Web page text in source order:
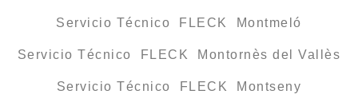
Servicio Técnico FLECK Montmeló
Servicio Técnico FLECK Montornès del Vallès
Servicio Técnico FLECK Montseny